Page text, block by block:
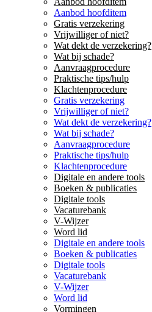
Aanbod hoofditem
Gratis verzekering
Vrijwilliger of niet?
Wat dekt de verzekering?
Wat bij schade?
Aanvraagprocedure
Praktische tips/hulp
Klachtenprocedure
Gratis verzekering
Vrijwilliger of niet?
Wat dekt de verzekering?
Wat bij schade?
Aanvraagprocedure
Praktische tips/hulp
Klachtenprocedure
Digitale en andere tools
Boeken & publicaties
Digitale tools
Vacaturebank
V-Wijzer
Word lid
Digitale en andere tools
Boeken & publicaties
Digitale tools
Vacaturebank
V-Wijzer
Word lid
Vormingen